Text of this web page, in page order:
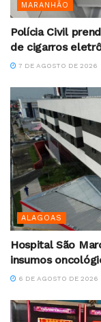
MARANHÃO
Polícia Civil
de cigarros
7 DE AGOSTO DE 2026
ALAGOAS
Hospital São
insumos
6 DE AGOSTO DE 2026